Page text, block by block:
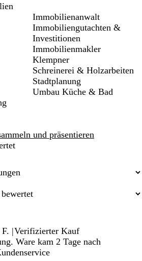
Immobilienanwalt
Immobiliengutachten &
Investitionen
Immobilienmakler
Klempner
Schreinerei & Holzarbeiten
Stadtplanung
Umbau Küche & Bad
und präsentieren
|Verifizierter Kauf
Ware kam 2 Tage nach